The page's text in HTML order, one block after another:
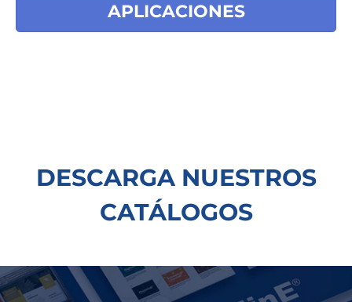
APLICACIONES
DESCARGA NUESTROS
CATÁLOGOS